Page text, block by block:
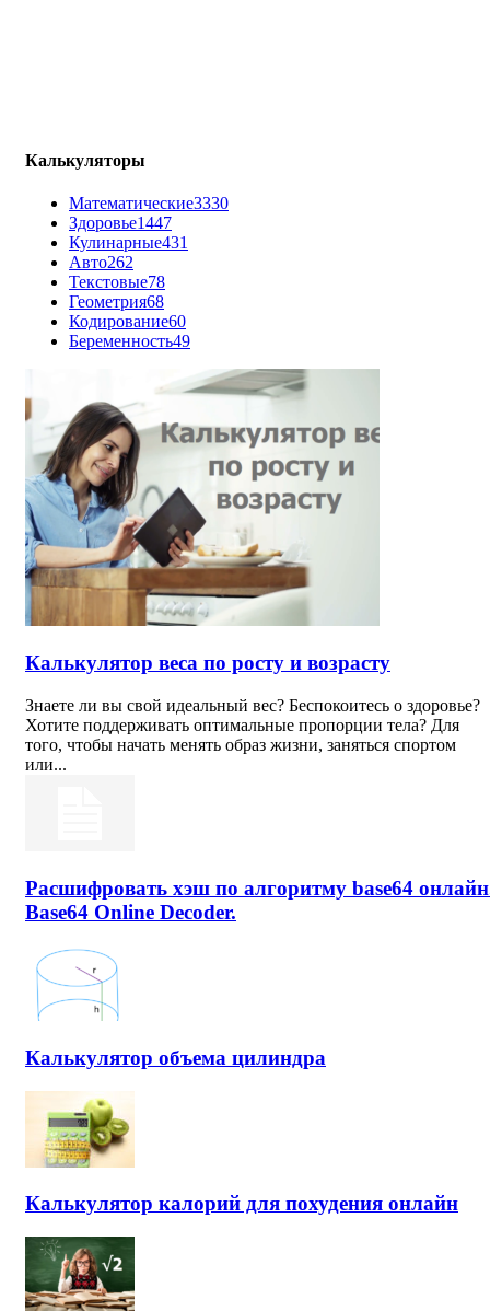
Калькуляторы
Математические3330
Здоровье1447
Кулинарные431
Авто262
Текстовые78
Геометрия68
Кодирование60
Беременность49
Калькулятор веса по росту и возрасту
Знаете ли вы свой идеальный вес? Беспокоитесь о здоровье?
Хотите поддерживать оптимальные пропорции тела? Для
того, чтобы начать менять образ жизни, заняться спортом
или...
Расшифровать хэш по алгоритму base64
Base64 Online Decoder.
Калькулятор объема цилиндра
Калькулятор калорий для похудения онлайн